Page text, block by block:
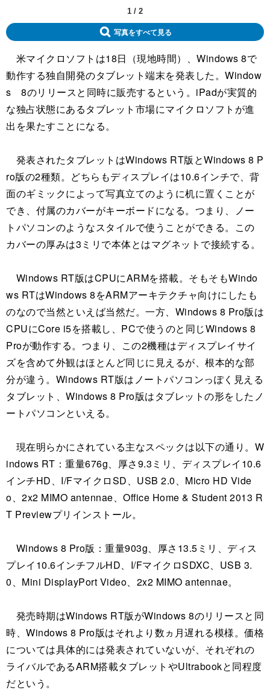
1 / 2
写真をすべて見る
米マイクロソフトは18日（現地時間）、Windows 8で
動作する独自開発のタブレット端末を発表した。Window
s 8のリリースと同時に販売するという。iPadが実質的
な独占状態にあるタブレット市場にマイクロソフトが進
出を果たすことになる。
発表されたタブレットはWindows RT版とWindows 8 P
ro版の2種類。どちらもディスプレイは10.6インチで、背
面のギミックによって写真立てのように机に置くことが
でき、付属のカバーがキーボードになる。つまり、ノー
トパソコンのようなスタイルで使うことができる。この
カバーの厚みは3ミリで本体とはマグネットで接続する。
Windows RT版はCPUにARMを搭載。そもそもWindo
ws RTはWindows 8をARMアーキテクチャ向けにしたも
のなので当然といえば当然だ。一方、Windows 8 Pro版は
CPUにCore i5を搭載し、PCで使うのと同じWindows 8
Proが動作する。つまり、この2機種はディスプレイサイ
ズを含めて外観はほとんど同じに見えるが、根本的な部
分が違う。Windows RT版はノートパソコンっぽく見える
タブレット、Windows 8 Pro版はタブレットの形をしたノ
ートパソコンといえる。
現在明らかにされている主なスペックは以下の通り。W
indows RT：重量676g、厚さ9.3ミリ、ディスプレイ10.6
インチHD、I/FマイクロSD、USB 2.0、Micro HD Vide
o、2x2 MIMO antennae、Office Home & Student 2013 R
T Previewプリインストール。
Windows 8 Pro版：重量903g、厚さ13.5ミリ、ディス
プレイ10.6インチフルHD、I/FマイクロSDXC、USB 3.
0、Mini DisplayPort Video、2x2 MIMO antennae。
発売時期はWindows RT版がWindows 8のリリースと同
時、Windows 8 Pro版はそれより数ヵ月遅れる模様。価格
については具体的には発表されていないが、それぞれの
ライバルであるARM搭載タブレットやUltrabookと同程度
だという。